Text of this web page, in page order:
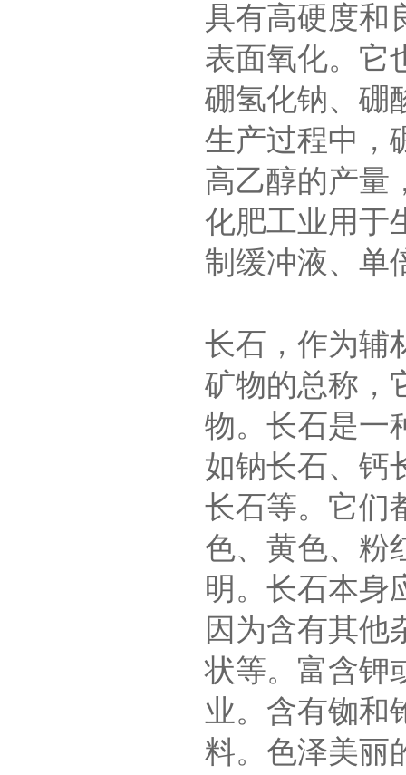
具有高硬度和
表面氧化。它
硼氢化钠、硼
生产过程中，
高乙醇的产量
化肥工业用于
制缓冲液、单
长石，作为辅
矿物的总称，
物。长石是一
如钠长石、钙
长石等。它们
色、黄色、粉
明。长石本身
因为含有其他
状等。富含钾
业。含有铷和
料。色泽美丽